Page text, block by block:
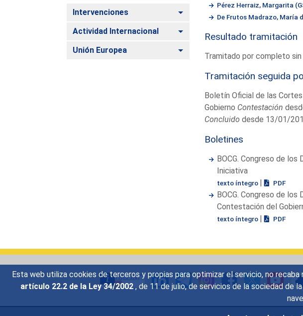
Esta web utiliza cookies de terceros y propias para optimizar el servicio, no
artículo 22.2 de la Ley 34/2002 , de 11 de julio, de servicios de la sociedad de
Intervenciones Alternar
Actividad Internacional Alternar
Unión Europea Alternar
Pérez Herraiz, Margarita
De Frutos Madrazo, María
Resultado tramitación
Tramitado por completo
Tramitación seguida
Boletín Oficial de las
Gobierno Contestación
Concluido desde 13/01/
Boletines
BOCG. Congreso de
Iniciativa
texto íntegro | PDF
BOCG. Congreso de
Contestación del
texto íntegro | PDF